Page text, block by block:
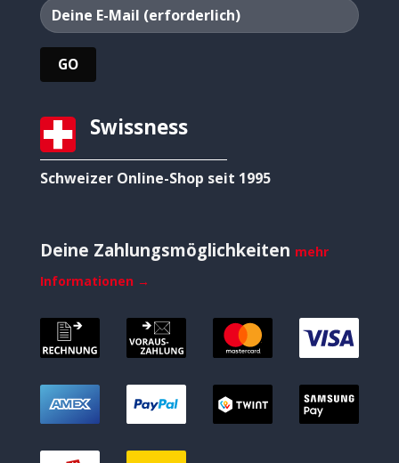
Swissness
Schweizer Online-Shop seit 1995
Deine Zahlungsmöglichkeiten mehr
Informationen →